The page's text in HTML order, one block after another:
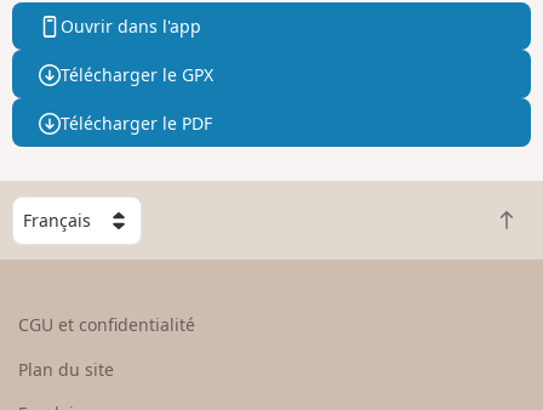
Ouvrir dans l'app
Télécharger le GPX
Télécharger le PDF
C
h
o
R
e
CGU et confidentialité
Plan du site